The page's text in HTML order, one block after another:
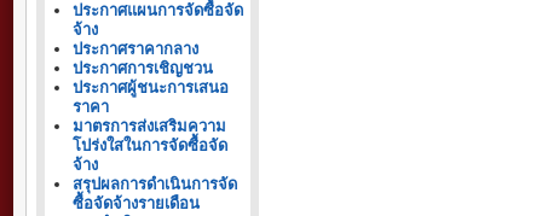
ประกาศแผนการจัดซื้อจัด
จ้าง
ประกาศราคากลาง
ประกาศการเชิญชวน
ประกาศผู้ชนะการเสนอ
ราคา
มาตรการส่งเสริมความ
โปร่งใสในการจัดซื้อจัด
จ้าง
สรุปผลการดำเนินการจัด
ซื้อจัดจ้างรายเดือน